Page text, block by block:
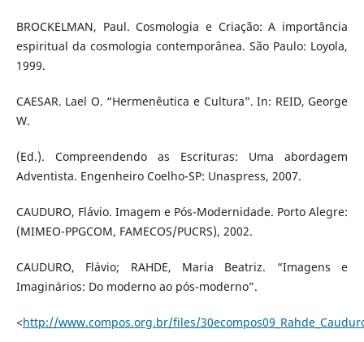
BROCKELMAN, Paul. Cosmologia e Criação: A importância
espiritual da cosmologia contemporânea. São Paulo: Loyola,
1999.
CAESAR. Lael O. “Hermenêutica e Cultura”. In: REID, George
W.
(Ed.). Compreendendo as Escrituras: Uma abordagem
Adventista. Engenheiro Coelho-SP: Unaspress, 2007.
CAUDURO, Flávio. Imagem e Pós-Modernidade. Porto Alegre:
(MIMEO-PPGCOM, FAMECOS/PUCRS), 2002.
CAUDURO, Flávio; RAHDE, Maria Beatriz. “Imagens e
Imaginários: Do moderno ao pós-moderno”.
<http://www.compos.org.br/files/